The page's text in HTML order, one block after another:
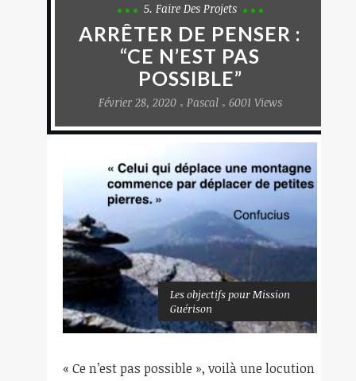
5. Faire Des Projets
ARRÊTER DE PENSER :
“CE N’EST PAS
POSSIBLE”
Février 28, 2020 Pascal 6001 Views
Les objectifs pour Mission
Guérison
« Ce n’est pas possible », voilà une locution